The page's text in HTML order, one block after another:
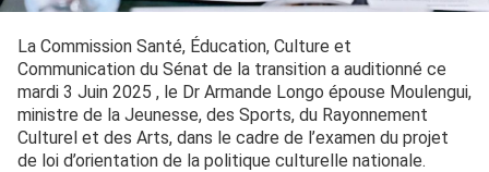
La Commission Santé, Éducation, Culture et
Communication du Sénat de la transition a auditionné ce
mardi 3 Juin 2025 , le Dr Armande Longo épouse Moulengui,
ministre de la Jeunesse, des Sports, du Rayonnement
Culturel et des Arts, dans le cadre de l’examen du projet
de loi d’orientation de la politique culturelle nationale.